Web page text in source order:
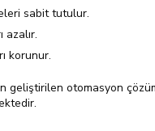
sabit tutulur.
azalır.
korunur.
geliştirilen otomasyon